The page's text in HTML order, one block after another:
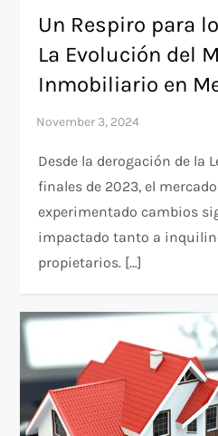
Un Respiro para
La Evolución del
Inmobiliario en
Desde la derogación de la
finales de 2023, el
experimentado cambios
impactado tanto a
propietarios. […]